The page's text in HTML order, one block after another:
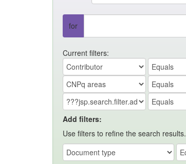
for
Current filters:
Add filters:
Use filters to refine the search results.